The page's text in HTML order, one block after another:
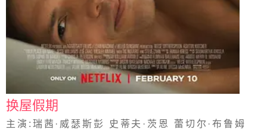
换屋假期
主演: 瑞茜·威瑟斯彭 史蒂夫·茨恩 蕾切尔·布鲁姆